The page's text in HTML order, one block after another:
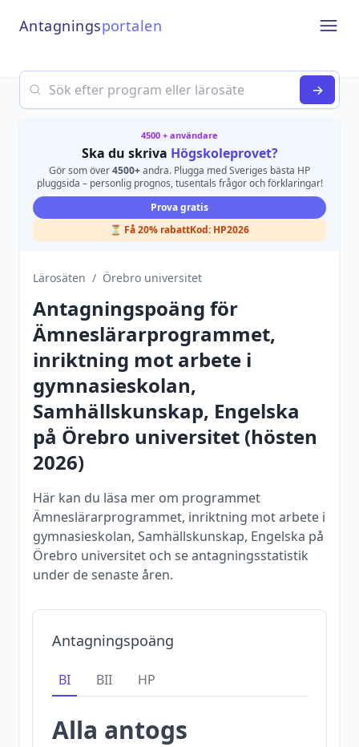
Antagningsportalen
Search
→
4500 + användare
Ska du skriva Högskoleprovet?
Gör som över4500+andra. Plugga med Sveriges bästa HP
pluggsida – personlig prognos, tusentals frågor och förklaringar!
Prova gratis
⏳ Få 20% rabattKod: HP2026
Lärosäten / Örebro universitet
Antagningspoäng för
Ämneslärarprogrammet,
inriktning mot arbete i
gymnasieskolan,
Samhällskunskap, Engelska
på Örebro universitet (hösten
2026)
Här kan du läsa mer om programmet
Ämneslärarprogrammet, inriktning mot arbete i
gymnasieskolan, Samhällskunskap, Engelska på
Örebro universitet och se antagningsstatistik
under de senaste åren.
Antagningspoäng
BI BII HP
Alla antogs